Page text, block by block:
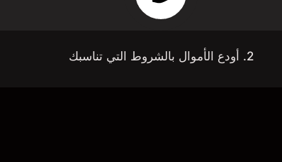
2. أودع الأموال بالشروط التي تناسبك